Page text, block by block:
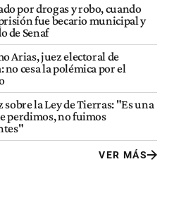
por drogas y robo, cuando
fue becario municipal y
de Senaf
Arias, juez electoral de
no cesa la polémica por el
sobre la Ley de Tierras: "Es una
perdimos, no fuimos
VER MÁS